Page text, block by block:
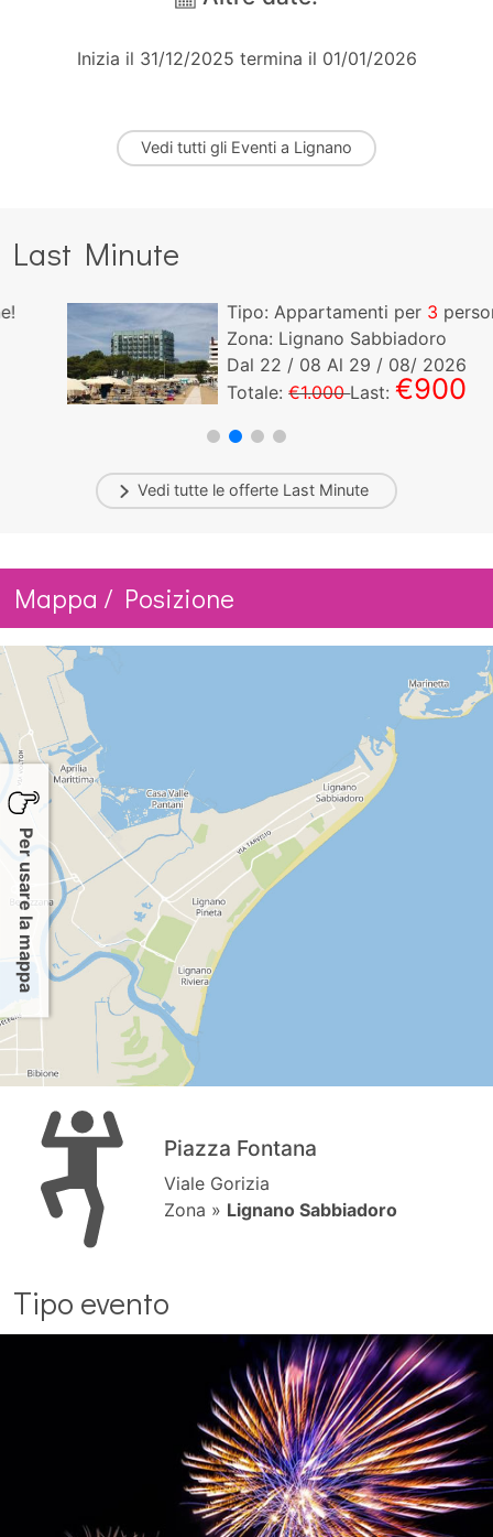
Inizia il 31/12/2025 termina il 01/01/2026
Vedi tutti gli Eventi a Lignano
Last Minute
Tipo: Appartamenti per3persone!
Zona: Lignano Sabbiadoro
Dal22/ 08 Al 29 / 08/ 2026
Totale:€1.000Last:€900
Vedi tutte le offerte Last Minute
Mappa / Posizione
Per usare la mappa
Piazza Fontana
Viale Gorizia
Zona » Lignano Sabbiadoro
Tipo evento